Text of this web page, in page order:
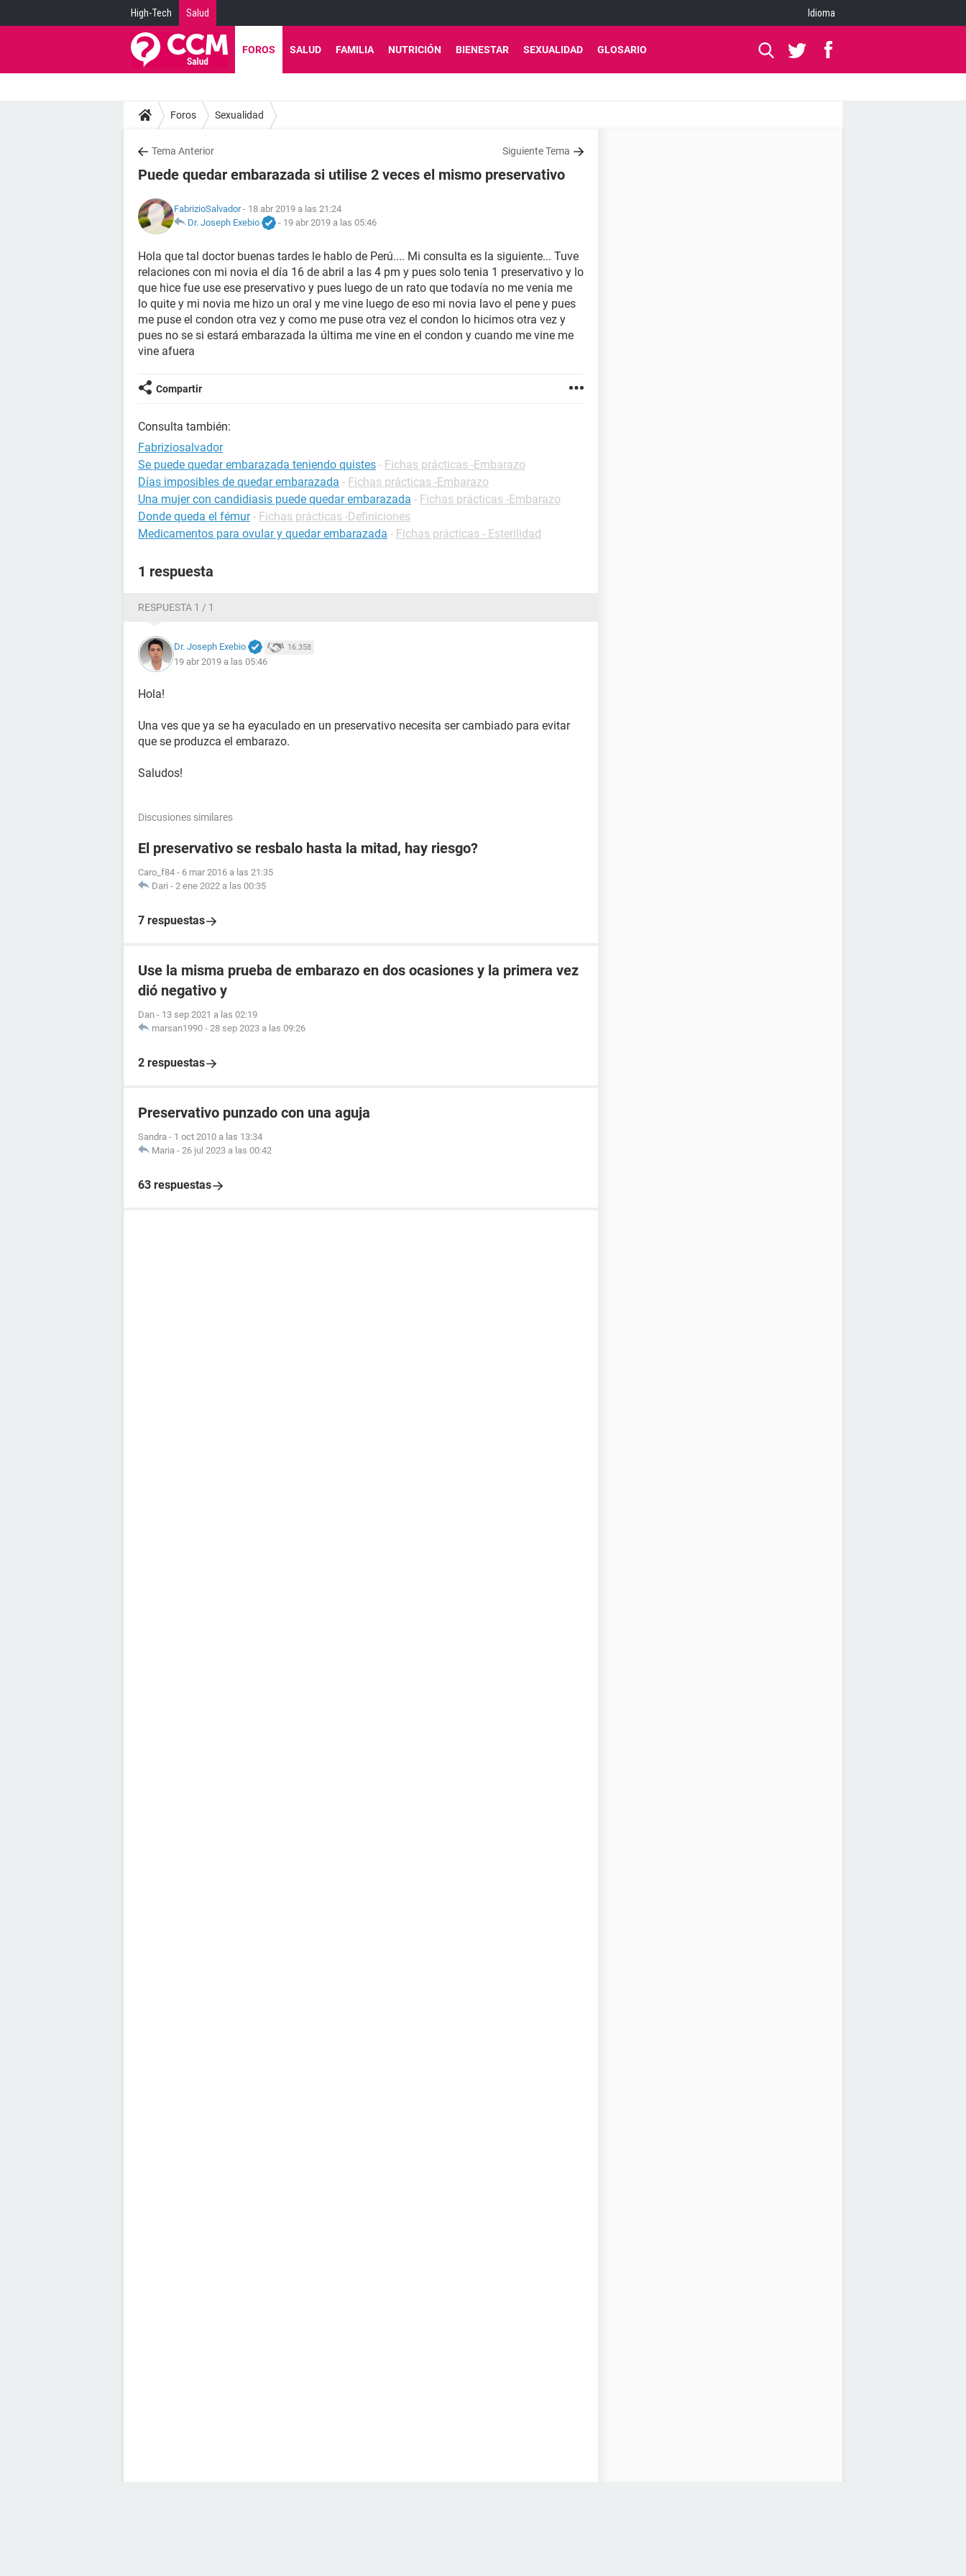
High-Tech Salud Idioma
FOROS SALUD FAMILIA NUTRICIÓN BIENESTAR SEXUALIDAD GLOSARIO
Foros Sexualidad
Tema Anterior Siguiente Tema
Puede quedar embarazada si utilise 2 veces el mismo preservativo
FabrizioSalvador- 18 abr 2019 a las 21:24
Dr. Joseph Exebio
- 19 abr 2019 a las 05:46
Hola que tal doctor buenas tardes le hablo de Perú.... Mi consulta es la siguiente... Tuve
relaciones con mi novia el día 16 de abril a las 4 pm y pues solo tenia 1 preservativo y lo
que hice fue use ese preservativo y pues luego de un rato que todavía no me venia me
lo quite y mi novia me hizo un oral y me vine luego de eso mi novia lavo el pene y pues
me puse el condon otra vez y como me puse otra vez el condon lo hicimos otra vez y
pues no se si estará embarazada la última me vine en el condon y cuando me vine me
vine afuera
Compartir
Consulta también:
Fabriziosalvador
Se puede quedar embarazada teniendo quistes - Fichas prácticas -Embarazo
Días imposibles de quedar embarazada - Fichas prácticas -Embarazo
Una mujer con candidiasis puede quedar embarazada - Fichas prácticas -Embarazo
Donde queda el fémur - Fichas prácticas -Definiciones
Medicamentos para ovular y quedar embarazada - Fichas prácticas - Esterilidad
1 respuesta
RESPUESTA 1 / 1
Dr. Joseph Exebio 16.358
19 abr 2019 a las 05:46
Hola!
Una ves que ya se ha eyaculado en un preservativo necesita ser cambiado para evitar
que se produzca el embarazo.
Saludos!
Discusiones similares
El preservativo se resbalo hasta la mitad, hay riesgo?
Caro_f84 - 6 mar 2016 a las 21:35
Dari - 2 ene 2022 a las 00:35
7 respuestas
Use la misma prueba de embarazo en dos ocasiones y la primera vez
dió negativo y
Dan - 13 sep 2021 a las 02:19
marsan1990 - 28 sep 2023 a las 09:26
2 respuestas
Preservativo punzado con una aguja
Sandra - 1 oct 2010 a las 13:34
Maria - 26 jul 2023 a las 00:42
63 respuestas